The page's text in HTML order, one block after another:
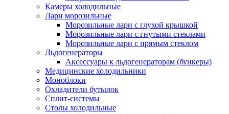
Камеры холодильные
Лари морозильные
Морозильные лари с глухой крышкой
Морозильные лари с гнутыми стеклами
Морозильные лари с прямым стеклом
Льдогенераторы
Аксессуары к льдогенераторам (бункеры)
Медицинские холодильники
Моноблоки
Охладители бутылок
Сплит-системы
Столы холодильные